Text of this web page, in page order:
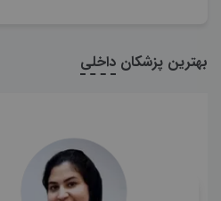
بهترین پزشکان داخلی